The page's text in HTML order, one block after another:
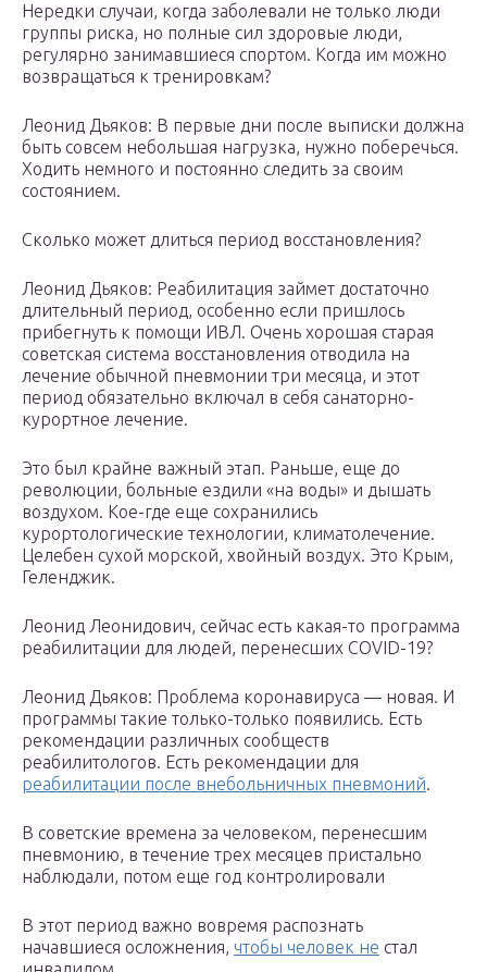
Нередки случаи, когда заболевали не только люди
группы риска, но полные сил здоровые люди,
регулярно занимавшиеся спортом. Когда им можно
возвращаться к тренировкам?
Леонид Дьяков: В первые дни после выписки должна
быть совсем небольшая нагрузка, нужно поберечься.
Ходить немного и постоянно следить за своим
состоянием.
Сколько может длиться период восстановления?
Леонид Дьяков: Реабилитация займет достаточно
длительный период, особенно если пришлось
прибегнуть к помощи ИВЛ. Очень хорошая старая
советская система восстановления отводила на
лечение обычной пневмонии три месяца, и этот
период обязательно включал в себя санаторно-
курортное лечение.
Это был крайне важный этап. Раньше, еще до
революции, больные ездили «на воды» и дышать
воздухом. Кое-где еще сохранились
курортологические технологии, климатолечение.
Целебен сухой морской, хвойный воздух. Это Крым,
Геленджик.
Леонид Леонидович, сейчас есть какая-то программа
реабилитации для людей, перенесших COVID-19?
Леонид Дьяков: Проблема коронавируса — новая. И
программы такие только-только появились. Есть
рекомендации различных сообществ
реабилитологов. Есть рекомендации для
реабилитации после внебольничных пневмоний.
В советские времена за человеком, перенесшим
пневмонию, в течение трех месяцев пристально
наблюдали, потом еще год контролировали
В этот период важно вовремя распознать
начавшиеся осложнения, чтобы человек не стал